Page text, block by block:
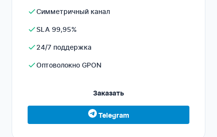
Симметричный канал
SLA 99,95%
24/7 поддержка
Оптоволокно GPON
Заказать
Telegram